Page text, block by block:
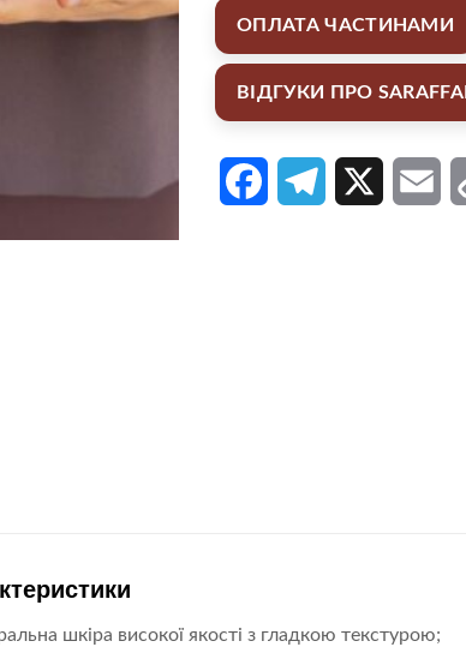
ОПЛАТА ЧАСТИНАМИ
ВІДГУКИ ПРО
FacebookTelegram
шкіра високої якості з гладкою текстурою;